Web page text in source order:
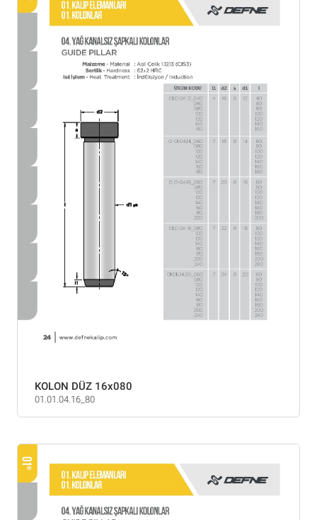
KOLON DÜZ 16x080
01.01.04.16_80